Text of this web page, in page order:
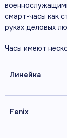
смарт-часы как
руках деловых
Часы имеют
Линейка
Fenix